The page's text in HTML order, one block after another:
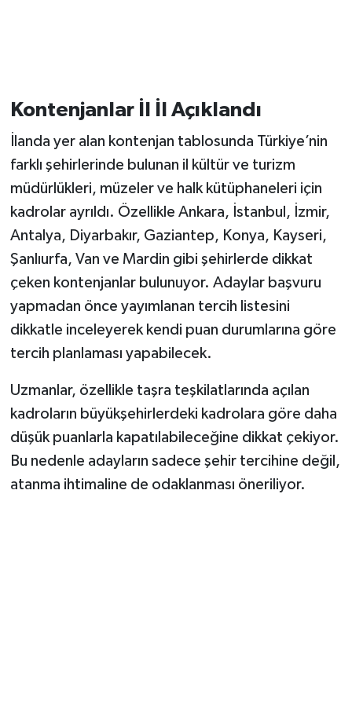
Kontenjanlar İl İl Açıklandı
İlanda yer alan kontenjan tablosunda Türkiye’nin
farklı şehirlerinde bulunan il kültür ve turizm
müdürlükleri, müzeler ve halk kütüphaneleri için
kadrolar ayrıldı. Özellikle Ankara, İstanbul, İzmir,
Antalya, Diyarbakır, Gaziantep, Konya, Kayseri,
Şanlıurfa, Van ve Mardin gibi şehirlerde dikkat
çeken kontenjanlar bulunuyor. Adaylar başvuru
yapmadan önce yayımlanan tercih listesini
dikkatle inceleyerek kendi puan durumlarına göre
tercih planlaması yapabilecek.
Uzmanlar, özellikle taşra teşkilatlarında açılan
kadroların büyükşehirlerdeki kadrolara göre daha
düşük puanlarla kapatılabileceğine dikkat çekiyor.
Bu nedenle adayların sadece şehir tercihine değil,
atanma ihtimaline de odaklanması öneriliyor.